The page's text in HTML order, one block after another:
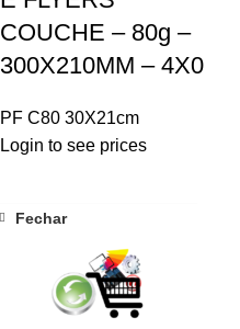
COUCHE – 80g –
300X210MM – 4X0
PF C80 30X21cm
Login to see prices
Fechar